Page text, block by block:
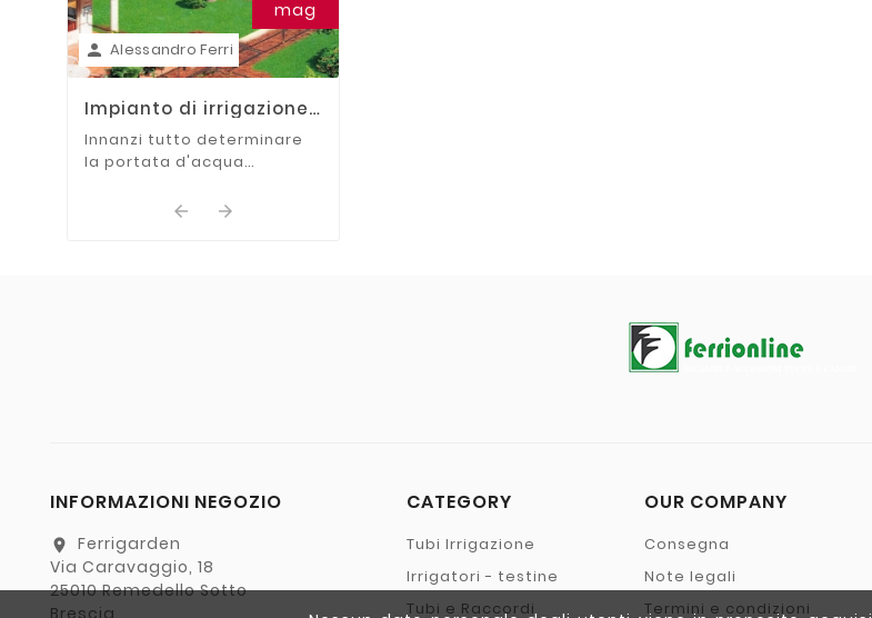
mag
 Alessandro Ferri
Impianto di irrigazione:
Innanzi tutto determinare
la portata d'acqua
 
INFORMAZIONI NEGOZIO
location_on
Ferrigarden
Via Caravaggio, 18
25010 Remedello Sotto
CATEGORY
Tubi Irrigazione
Irrigatori - testine
Tubi e Raccordi
OUR COMPANY
Consegna
Note legali
Termini e condizioni